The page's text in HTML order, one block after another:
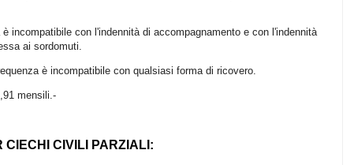
è incompatibile con l'indennità di accompagnamento e con l'indennità
ai sordomuti.
è incompatibile con qualsiasi forma di ricovero.
mensili.-
CIECHI CIVILI PARZIALI: